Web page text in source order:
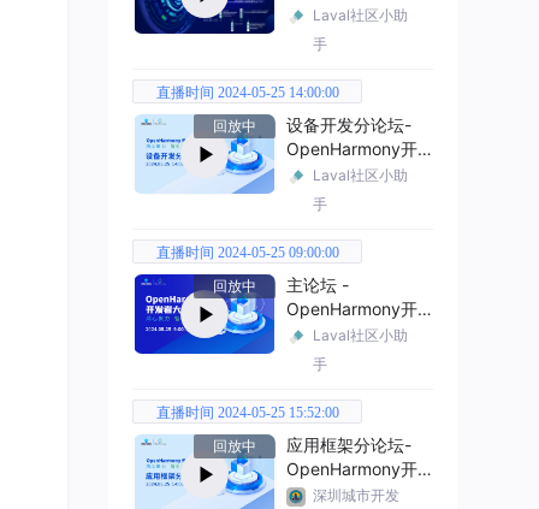
Laval社区小助
手
直播时间 2024-05-25 14:00:00
回放中
设备开发分论坛-
OpenHarmony开
发者大会2024
Laval社区小助
手
直播时间 2024-05-25 09:00:00
回放中
主论坛 -
OpenHarmony开
发者大会2024
Laval社区小助
手
直播时间 2024-05-25 15:52:00
回放中
应用框架分论坛-
OpenHarmony开
发者大会2024
深圳城市开发